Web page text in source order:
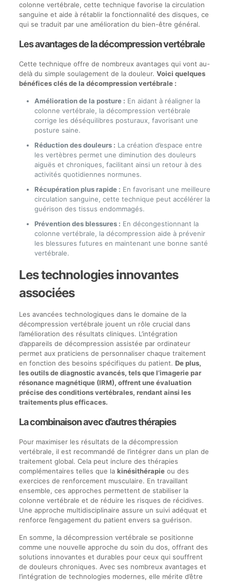
colonne vertébrale, cette technique favorise la circulation
sanguine et aide à rétablir la fonctionnalité des disques, ce
qui se traduit par une amélioration du bien-être général.
Les avantages de la décompression vertébrale
Cette technique offre de nombreux avantages qui vont au-
delà du simple soulagement de la douleur. Voici quelques
bénéfices clés de la décompression vertébrale :
Amélioration de la posture : En aidant à réaligner la
colonne vertébrale, la décompression vertébrale
corrige les déséquilibres posturaux, favorisant une
posture saine.
Réduction des douleurs : La création d’espace entre
les vertèbres permet une diminution des douleurs
aiguës et chroniques, facilitant ainsi un retour à des
activités quotidiennes normunes.
Récupération plus rapide : En favorisant une meilleure
circulation sanguine, cette technique peut accélérer la
guérison des tissus endommagés.
Prévention des blessures : En décongestionnant la
colonne vertébrale, la décompression aide à prévenir
les blessures futures en maintenant une bonne santé
vertébrale.
Les technologies innovantes
associées
Les avancées technologiques dans le domaine de la
décompression vertébrale jouent un rôle crucial dans
l’amélioration des résultats cliniques. L’intégration
d’appareils de décompression assistée par ordinateur
permet aux praticiens de personnaliser chaque traitement
en fonction des besoins spécifiques du patient. De plus,
les outils de diagnostic avancés, tels que l’imagerie par
résonance magnétique (IRM), offrent une évaluation
précise des conditions vertébrales, rendant ainsi les
traitements plus efficaces.
La combinaison avec d’autres thérapies
Pour maximiser les résultats de la décompression
vertébrale, il est recommandé de l’intégrer dans un plan de
traitement global. Cela peut inclure des thérapies
complémentaires telles que la kinésithérapieou des
exercices de renforcement musculaire. En travaillant
ensemble, ces approches permettent de stabiliser la
colonne vertébrale et de réduire les risques de récidives.
Une approche multidisciplinaire assure un suivi adéquat et
renforce l’engagement du patient envers sa guérison.
En somme, la décompression vertébrale se positionne
comme une nouvelle approche du soin du dos, offrant des
solutions innovantes et durables pour ceux qui souffrent
de douleurs chroniques. Avec ses nombreux avantages et
l’intégration de technologies modernes, elle mérite d’être